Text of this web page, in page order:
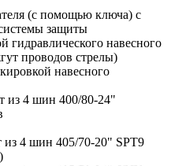
(с помощью ключа) с
защиты
гидравлического навесного
проводов стрелы)
навесного
из 4 шин 400/80-24"
4 шин 405/70-20" SPT9